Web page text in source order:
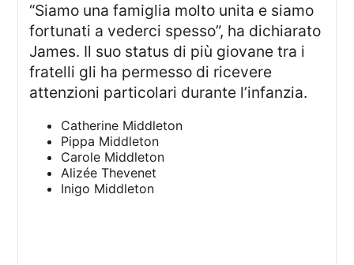
“Siamo una famiglia molto unita e siamo
fortunati a vederci spesso”, ha dichiarato
James. Il suo status di più giovane tra i
fratelli gli ha permesso di ricevere
attenzioni particolari durante l’infanzia.
Catherine Middleton
Pippa Middleton
Carole Middleton
Alizée Thevenet
Inigo Middleton